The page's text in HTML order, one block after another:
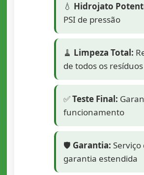
💧 Hidrojato
PSI de pressão
🧹 Limpeza Total:
de todos os resíduos
✅Teste Final:
funcionamento
🛡️ Garantia: Serviço
garantia estendida